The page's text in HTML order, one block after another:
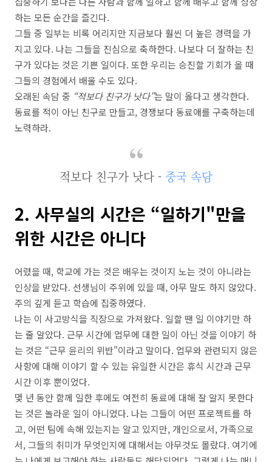
하는 모든 순간을 즐긴다.
그들 중 일부는 비록 어리지만 지금보다 훨씬 더 높은 경력을 가
지고 있다. 나는 그들을 진심으로 축하한다. 나보다 더 잘하는 친
구가 있다는 것은 기쁜 일이다. 또한 우리는 승진할 기회가 올 때
그들의 경험에서 배울 수도 있다.
오래된 속담 중 “적보다 친구가 낫다"는 말이 옳다고 생각한다.
동료를 적이 아닌 친구로 만들고, 경쟁보다 동료애를 구축하는데
노력하라.
적보다 친구가 낫다 - 중국 속담
2. 사무실의 시간은 “일하기"만을
위한 시간은 아니다
어렸을 때, 학교에 가는 것은 배우는 것이지 노는 것이 아니라는
인상을 받았다. 선생님이 주위에 있을 때, 아무 말도 하지 않았다.
주의 깊게 듣고 학습에 집중하였다.
나는 이 사고방식을 직장으로 가져왔다. 일할 땐 일 이야기만 하
는 줄 알았다. 근무 시간에 업무에 대한 일이 아닌 것을 이야기 하
는 것은 “근무 윤리의 위반"이라고 말이다. 업무와 관련되지 않은
사항에 대해 이야기 할 수 있는 유일한 시간은 휴식 시간과 근무
시간 이후 뿐이었다.
몇 년 동안 함께 일한 후에도 여전히 동료에 대해 잘 알지 못한다
는 것은 놀라운 일이 아니었다. 나는 그들이 어떤 프로젝트를 하
고, 어떤 팀에 속해 있는지는 알고 있지만, 개인으로서, 가족으로
서, 그들의 취미가 무엇인지에 대해서는 아무것도 몰랐다. 여기에